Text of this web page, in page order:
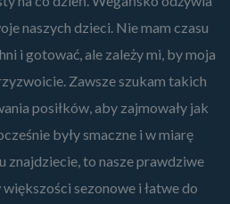
naszych dzieci. Nie mam czasu
i gotować, ale zależy mi, by moja
Zawsze szukam takich
posiłków, aby zajmowały jak
były smaczne i w miarę
znajdziecie, to nasze prawdziwe
sezonowe i łatwe do